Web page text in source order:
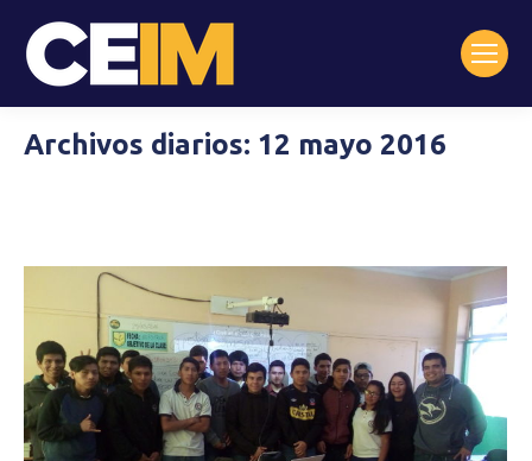
Archivos diarios: 12 mayo 2016